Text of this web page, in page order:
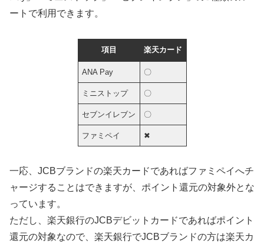
ートで利用できます。
項目 楽天カード
ANA Pay 〇
ミニストップ 〇
セブンイレブン 〇
ファミペイ ✖
一応、JCBブランドの楽天カードであればファミペイへチ
ャージすることはできますが、ポイント還元の対象外とな
っています。
ただし、楽天銀行のJCBデビットカードであればポイント
還元の対象なので、楽天銀行でJCBブランドの方は楽天カ